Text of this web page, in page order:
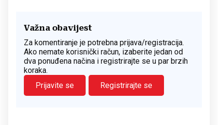
Važna obavijest
Za komentiranje je potrebna prijava/registracija.
Ako nemate korisnički račun, izaberite jedan od
dva ponuđena načina i registrirajte se u par brzih
koraka.
Prijavite se
Registrirajte se